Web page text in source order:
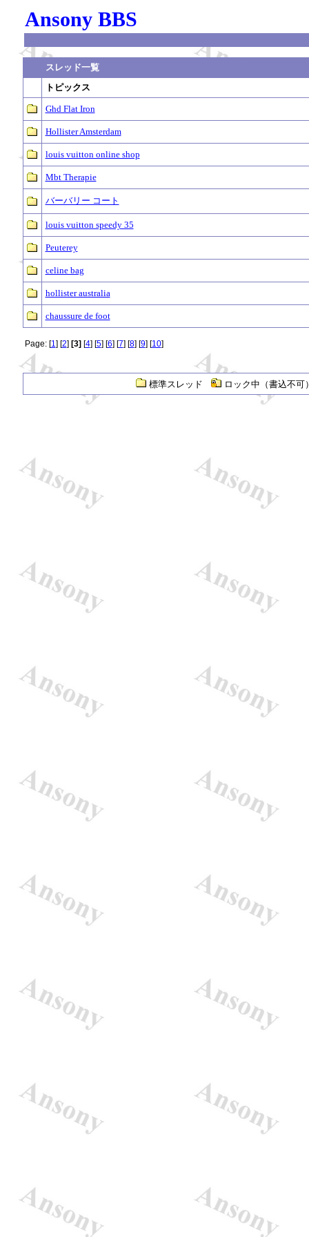
Ansony BBS
スレッド一覧
トピックス
Ghd Flat Iron
Hollister Amsterdam
louis vuitton online shop
Mbt Therapie
バーバリー コート
louis vuitton speedy 35
Peuterey
celine bag
hollister australia
chaussure de foot
Page: [1] [2] [3] [4] [5] [6] [7] [8] [9] [10]
標準スレッド ロック中（書込不